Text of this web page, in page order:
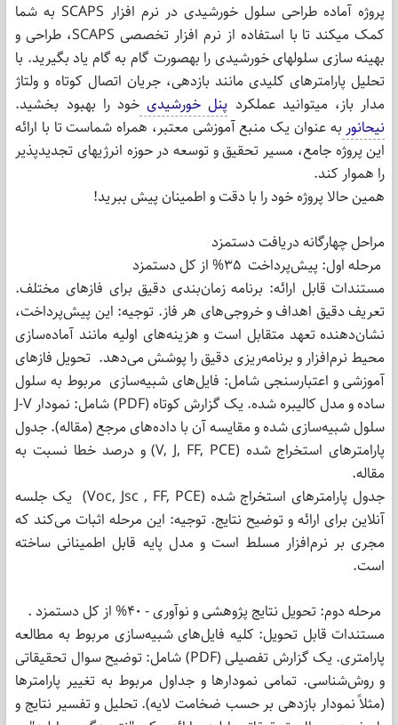
پروژه آماده طراحی سلول خورشیدی در نرم افزار SCAPS به شما
کمک میکند تا با استفاده از نرم افزار تخصصی SCAPS، طراحی و
بهینه سازی سلولهای خورشیدی را بهصورت گام به گام یاد بگیرید. با
تحلیل پارامترهای کلیدی مانند بازدهی، جریان اتصال کوتاه و ولتاژ
مدار باز، میتوانید عملکرد پنل خورشیدیخود را بهبود بخشید.
نیحانور به عنوان یک منبع آموزشی معتبر، همراه شماست تا با ارائه
این پروژه جامع، مسیر تحقیق و توسعه در حوزه انرژیهای تجدیدپذیر
را هموار کند.
همین حالا پروژه خود را با دقت و اطمینان پیش ببرید!
مراحل چهارگانه دریافت دستمزد
مرحله اول: پیش‌پرداخت 35% از کل دستمزد
مستندات قابل ارائه: برنامه زمان‌بندی دقیق برای فازهای مختلف.
تعریف دقیق اهداف و خروجی‌های هر فاز. توجیه: این پیش‌پرداخت،
نشان‌دهنده تعهد متقابل است و هزینه‌های اولیه مانند آماده‌سازی
محیط نرم‌افزار و برنامه‌ریزی دقیق را پوشش می‌دهد. تحویل فازهای
آموزشی و اعتبارسنجی شامل: فایل‌های شبیه‌سازی مربوط به سلول
ساده و مدل کالیبره شده. یک گزارش کوتاه (PDF) شامل: نمودار J-V
سلول شبیه‌سازی شده و مقایسه آن با داده‌های مرجع (مقاله). جدول
پارامترهای استخراج شده (V, J, FF, PCE) و درصد خطا نسبت به
مقاله.
جدول پارامترهای استخراج شده (Voc, Jsc , FF, PCE) یک جلسه
آنلاین برای ارائه و توضیح نتایج. توجیه: این مرحله اثبات می‌کند که
مجری بر نرم‌افزار مسلط است و مدل پایه قابل اطمینانی ساخته
است.
مرحله دوم: تحویل نتایج پژوهشی و نوآوری - 40% از کل دستمزد .
مستندات قابل تحویل: کلیه فایل‌های شبیه‌سازی مربوط به مطالعه
پارامتری. یک گزارش تفصیلی (PDF) شامل: توضیح سوال تحقیقاتی
و روش‌شناسی. تمامی نمودارها و جداول مربوط به تغییر پارامترها
(مثلاً نمودار بازدهی بر حسب ضخامت لایه). تحلیل و تفسیر نتایج و